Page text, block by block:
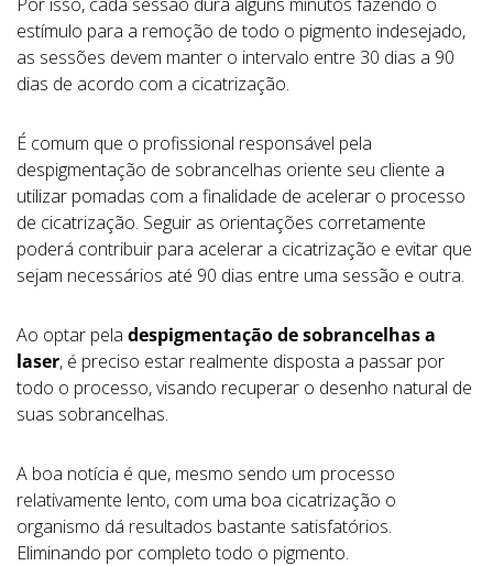
estímulo para a remoção de todo o pigmento indesejado,
as sessões devem manter o intervalo entre 30 dias a 90
dias de acordo com a cicatrização.
É comum que o profissional responsável pela
despigmentação de sobrancelhas oriente seu cliente a
utilizar pomadas com a finalidade de acelerar o processo
de cicatrização. Seguir as orientações corretamente
poderá contribuir para acelerar a cicatrização e evitar que
sejam necessários até 90 dias entre uma sessão e outra.
Ao optar pela despigmentação de sobrancelhas a
laser, é preciso estar realmente disposta a passar por
todo o processo, visando recuperar o desenho natural de
suas sobrancelhas.
A boa notícia é que, mesmo sendo um processo
relativamente lento, com uma boa cicatrização o
organismo dá resultados bastante satisfatórios.
Eliminando por completo todo o pigmento.